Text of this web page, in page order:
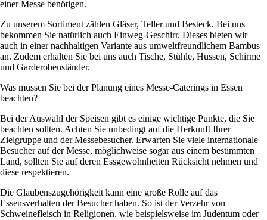
einer Messe benötigen.
Zu unserem Sortiment zählen Gläser, Teller und Besteck. Bei uns
bekommen Sie natürlich auch Einweg-Geschirr. Dieses bieten wir
auch in einer nachhaltigen Variante aus umweltfreundlichem Bambus
an. Zudem erhalten Sie bei uns auch Tische, Stühle, Hussen, Schirme
und Garderobenständer.
Was müssen Sie bei der Planung eines Messe-Caterings in Essen
beachten?
Bei der Auswahl der Speisen gibt es einige wichtige Punkte, die Sie
beachten sollten. Achten Sie unbedingt auf die Herkunft Ihrer
Zielgruppe und der Messebesucher. Erwarten Sie viele internationale
Besucher auf der Messe, möglichweise sogar aus einem bestimmten
Land, sollten Sie auf deren Essgewohnheiten Rücksicht nehmen und
diese respektieren.
Die Glaubenszugehörigkeit kann eine große Rolle auf das
Essensverhalten der Besucher haben. So ist der Verzehr von
Schweinefleisch in Religionen, wie beispielsweise im Judentum oder